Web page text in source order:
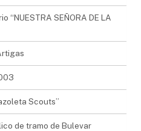
“NUESTRA SEÑORA DE LA
Scouts”
de tramo de Bulevar